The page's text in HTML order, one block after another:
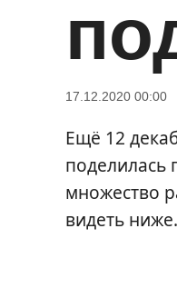
17.12.2020 00:00
Ещё 12
поделилась
множество
видеть ниже.